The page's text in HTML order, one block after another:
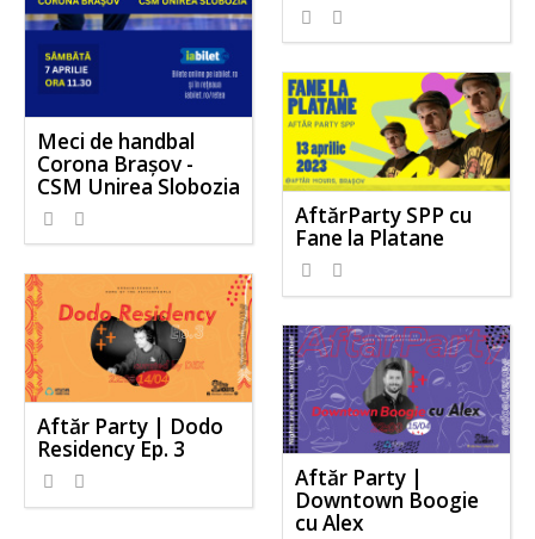
Meci de handbal
Corona Brașov -
CSM Unirea Slobozia
AftărParty SPP cu
Fane la Platane
Aftăr Party | Dodo
Residency Ep. 3
Aftăr Party |
Downtown Boogie
cu Alex